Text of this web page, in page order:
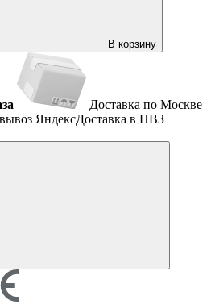
В корзину
Доставка по Москве
ЯндексДоставка в ПВЗ